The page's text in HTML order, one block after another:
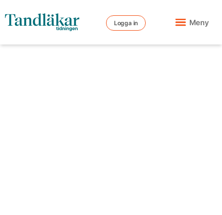
Logga in Meny